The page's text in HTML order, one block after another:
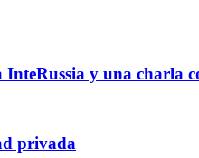
y una charla
privada